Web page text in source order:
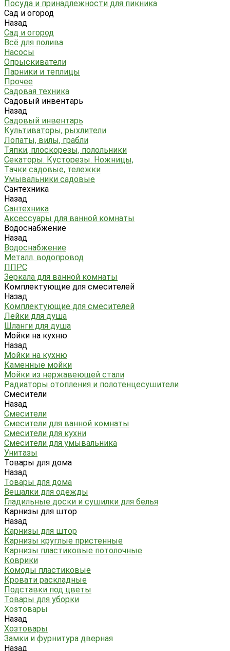
Посуда и принадлежности для пикника
Сад и огород
Назад
Сад и огород
Всё для полива
Насосы
Опрыскиватели
Парники и теплицы
Прочее
Садовая техника
Садовый инвентарь
Назад
Садовый инвентарь
Культиваторы, рыхлители
Лопаты, вилы, грабли
Тяпки, плоскорезы, полольники
Секаторы. Кусторезы. Ножницы,
Тачки садовые, тележки
Умывальники садовые
Сантехника
Назад
Сантехника
Аксессуары для ванной комнаты
Водоснабжение
Назад
Водоснабжение
Металл. водопровод
ППРС
Зеркала для ванной комнаты
Комплектующие для смесителей
Назад
Комплектующие для смесителей
Лейки для душа
Шланги для душа
Мойки на кухню
Назад
Мойки на кухню
Каменные мойки
Мойки из нержавеющей стали
Радиаторы отопления и полотенцесушители
Смесители
Назад
Смесители
Смесители для ванной комнаты
Смесители для кухни
Смесители для умывальника
Унитазы
Товары для дома
Назад
Товары для дома
Вешалки для одежды
Гладильные доски и сушилки для белья
Карнизы для штор
Назад
Карнизы для штор
Карнизы круглые пристенные
Карнизы пластиковые потолочные
Коврики
Комоды пластиковые
Кровати раскладные
Подставки под цветы
Товары для уборки
Хозтовары
Назад
Хозтовары
Замки и фурнитура дверная
Назад